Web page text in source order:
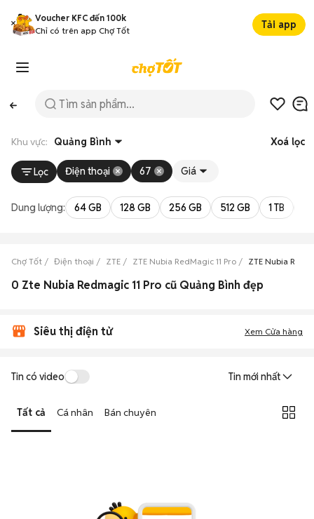
Voucher KFC đến 100k
Chỉ có trên app Chợ Tốt
Tải app
Khu vực: Quảng Bình Xoá lọc
Lọc Điện thoại 67 Giá
Dung lượng: 64 GB 128 GB 256 GB 512 GB 1 TB
Chợ Tốt Điện thoại ZTE ZTE Nubia RedMagic 11 Pro ZTE Nubia
0 Zte Nubia Redmagic 11 Pro cũ Quảng Bình đẹp
Siêu thị điện tử Xem Cửa hàng
Tin có video Tin mới nhất
Tất cả Cá nhân Bán chuyên